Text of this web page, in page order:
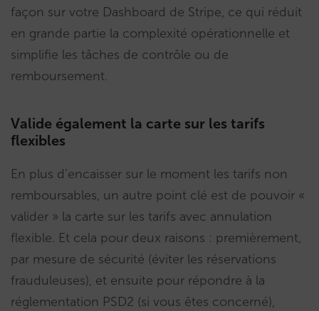
façon sur votre Dashboard de Stripe, ce qui réduit
en grande partie la complexité opérationnelle et
simplifie les tâches de contrôle ou de
remboursement.
Valide également la carte sur les tarifs
flexibles
En plus d’encaisser sur le moment les tarifs non
remboursables, un autre point clé est de pouvoir «
valider » la carte sur les tarifs avec annulation
flexible. Et cela pour deux raisons : premièrement,
par mesure de sécurité (éviter les réservations
frauduleuses), et ensuite pour répondre à la
réglementation PSD2 (si vous êtes concerné),